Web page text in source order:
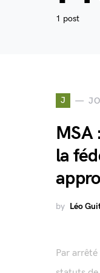
1 post
J JO
MSA
la
by Léo
Par